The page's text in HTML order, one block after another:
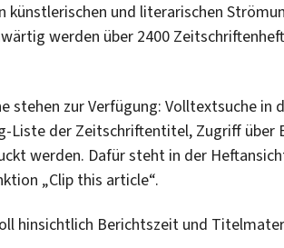
künstlerischen und literarischen
werden über 2400
stehen zur Verfügung: Volltextsuche
Liste der Zeitschriftentitel, Zugriff über
werden. Dafür steht in der
„Clip this article“.
hinsichtlich Berichtszeit und